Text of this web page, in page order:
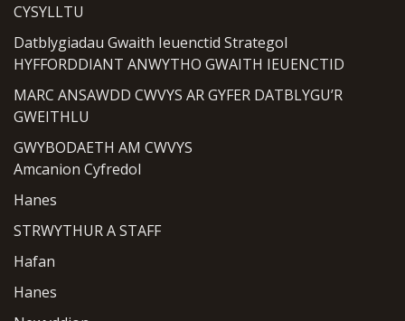
CYSYLLTU
Datblygiadau Gwaith Ieuenctid Strategol
HYFFORDDIANT ANWYTHO GWAITH IEUENCTID
MARC ANSAWDD CWVYS AR GYFER DATBLYGU’R
GWEITHLU
GWYBODAETH AM CWVYS
Amcanion Cyfredol
Hanes
STRWYTHUR A STAFF
Hafan
Hanes